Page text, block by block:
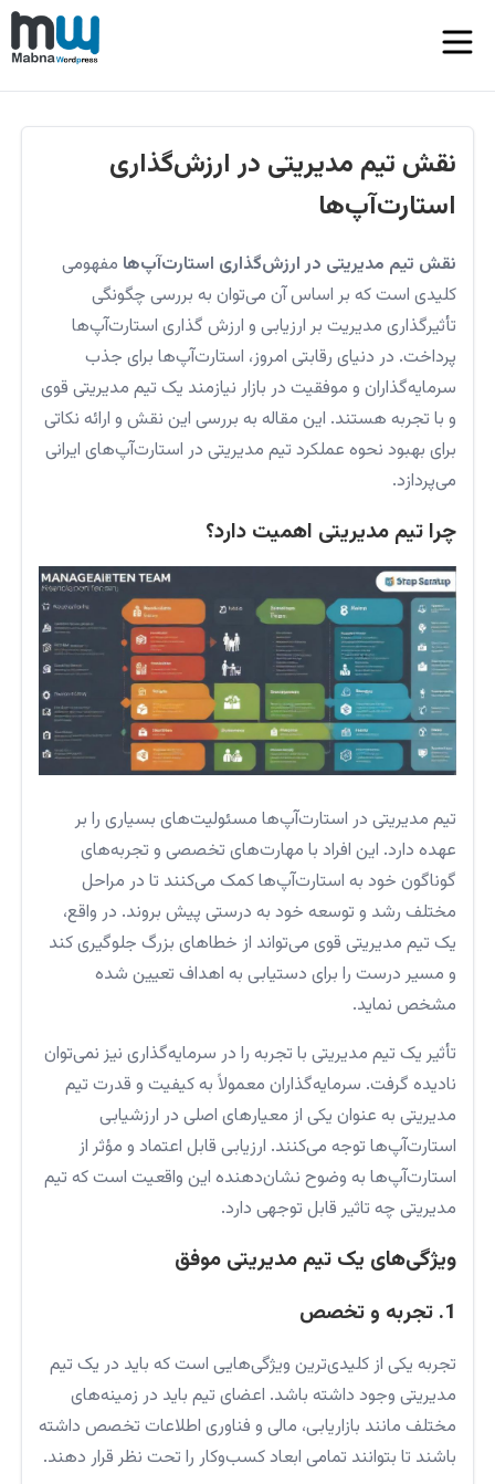
نقش تیم مدیریتی در ارزش‌گذاری
استارت‌آپ‌ها
نقش تیم مدیریتی در ارزش‌گذاری استارت‌آپ‌ها مفهومی
کلیدی است که بر اساس آن می‌توان به بررسی چگونگی
تأثیرگذاری مدیریت بر ارزیابی و ارزش گذاری استارت‌آپ‌ها
پرداخت. در دنیای رقابتی امروز، استارت‌آپ‌ها برای جذب
سرمایه‌گذاران و موفقیت در بازار نیازمند یک تیم مدیریتی قوی
و با تجربه هستند. این مقاله به بررسی این نقش و ارائه نکاتی
برای بهبود نحوه عملکرد تیم مدیریتی در استارت‌آپ‌های ایرانی
می‌پردازد.
چرا تیم مدیریتی اهمیت دارد؟
تیم مدیریتی در استارت‌آپ‌ها مسئولیت‌های بسیاری را بر
عهده دارد. این افراد با مهارت‌های تخصصی و تجربه‌های
گوناگون خود به استارت‌آپ‌ها کمک می‌کنند تا در مراحل
مختلف رشد و توسعه خود به درستی پیش بروند. در واقع،
یک تیم مدیریتی قوی می‌تواند از خطاهای بزرگ جلوگیری کند
و مسیر درست را برای دستیابی به اهداف تعیین شده
مشخص نماید.
تأثیر یک تیم مدیریتی با تجربه را در سرمایه‌گذاری نیز نمی‌توان
نادیده گرفت. سرمایه‌گذاران معمولاً به کیفیت و قدرت تیم
مدیریتی به عنوان یکی از معیارهای اصلی در ارزشیابی
استارت‌آپ‌ها توجه می‌کنند. ارزیابی قابل اعتماد و مؤثر از
استارت‌آپ‌ها به وضوح نشان‌دهنده این واقعیت است که تیم
مدیریتی چه تاثیر قابل توجهی دارد.
ویژگی‌های یک تیم مدیریتی موفق
1. تجربه و تخصص
تجربه یکی از کلیدی‌ترین ویژگی‌هایی است که باید در یک تیم
مدیریتی وجود داشته باشد. اعضای تیم باید در زمینه‌های
مختلف مانند بازاریابی، مالی و فناوری اطلاعات تخصص داشته
باشند تا بتوانند تمامی ابعاد کسب‌وکار را تحت نظر قرار دهند.